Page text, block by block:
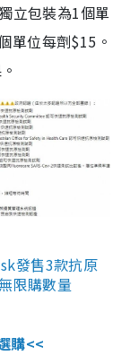
立包裝為1個單
單位每劑$15。
發售3款抗原
限購數量
購<<